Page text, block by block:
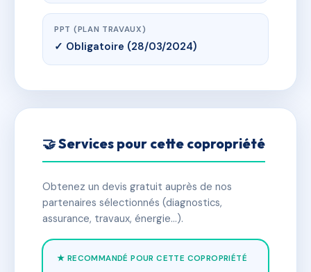
PPT (PLAN TRAVAUX)
✓ Obligatoire (28/03/2024)
🤝 Services pour cette copropriété
Obtenez un devis gratuit auprès de nos
partenaires sélectionnés (diagnostics,
assurance, travaux, énergie…).
★ RECOMMANDÉ POUR CETTE COPROPRIÉTÉ